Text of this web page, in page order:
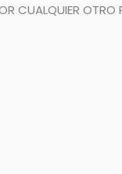
CUALQUIER OTRO